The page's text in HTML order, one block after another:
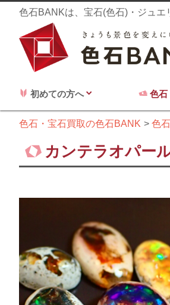
色石BANKは、宝石(色石)・ジュエ
初めての方へ 色石
色石・宝石買取の色石BANK 色
カンテラオパー